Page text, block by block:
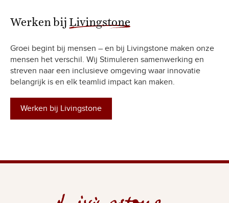
Werken bij Livingstone
Groei begint bij mensen – en bij Livingstone maken onze
mensen het verschil. Wij Stimuleren samenwerking en
streven naar een inclusieve omgeving waar innovatie
belangrijk is en elk teamlid impact kan maken.
Werken bij Livingstone